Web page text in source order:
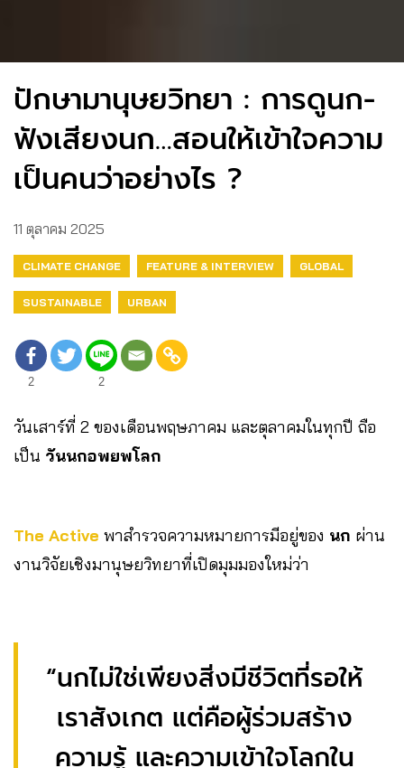
ปักษามานุษยวิทยา : การดูนก-
ฟังเสียงนก…สอนให้เข้าใจความ
เป็นคนว่าอย่างไร ?
11 ตุลาคม 2025
CLIMATE CHANGE FEATURE & INTERVIEW GLOBAL
SUSTAINABLE URBAN
2 2
วันเสาร์ที่ 2 ของเดือนพฤษภาคม และตุลาคมในทุกปี ถือ
เป็น วันนกอพยพโลก
The Active พาสำรวจความหมายการมีอยู่ของ นก ผ่าน
งานวิจัยเชิงมานุษยวิทยาที่เปิดมุมมองใหม่ว่า
“นกไม่ใช่เพียงสิ่งมีชีวิตที่รอให้
เราสังเกต แต่คือผู้ร่วมสร้าง
ความรู้ และความเข้าใจโลกใน